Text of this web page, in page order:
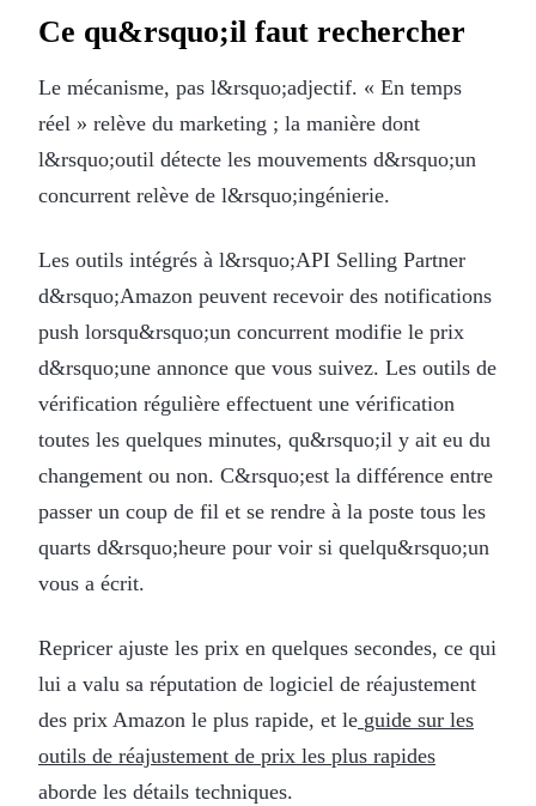
Ce qu&rsquo;il faut rechercher
Le mécanisme, pas l&rsquo;adjectif. « En temps
réel » relève du marketing ; la manière dont
l&rsquo;outil détecte les mouvements d&rsquo;un
concurrent relève de l&rsquo;ingénierie.
Les outils intégrés à l&rsquo;API Selling Partner
d&rsquo;Amazon peuvent recevoir des notifications
push lorsqu&rsquo;un concurrent modifie le prix
d&rsquo;une annonce que vous suivez. Les outils de
vérification régulière effectuent une vérification
toutes les quelques minutes, qu&rsquo;il y ait eu du
changement ou non. C&rsquo;est la différence entre
passer un coup de fil et se rendre à la poste tous les
quarts d&rsquo;heure pour voir si quelqu&rsquo;un
vous a écrit.
Repricer ajuste les prix en quelques secondes, ce qui
lui a valu sa réputation de logiciel de réajustement
des prix Amazon le plus rapide, et le guide sur les
outils de réajustement de prix les plus rapides
aborde les détails techniques.